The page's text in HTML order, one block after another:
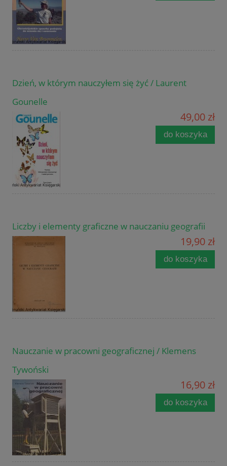
Dzień, w którym nauczyłem się żyć / Laurent
Gounelle
49,00 zł
do koszyka
Liczby i elementy graficzne w nauczaniu geografii
19,90 zł
do koszyka
Nauczanie w pracowni geograficznej / Klemens
Tywoński
16,90 zł
do koszyka